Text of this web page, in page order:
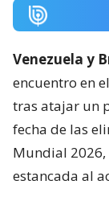
Venezuela y
encuentro en
tras atajar un
fecha de las
Mundial
estancada al